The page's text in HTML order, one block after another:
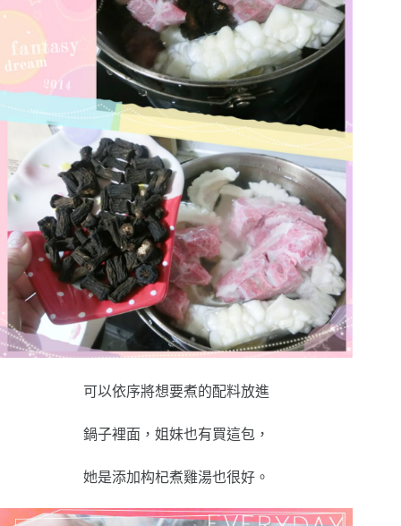
可以依序將想要煮的配料放進
鍋子裡面，姐妹也有買這包，
她是添加构杞煮雞湯也很好。